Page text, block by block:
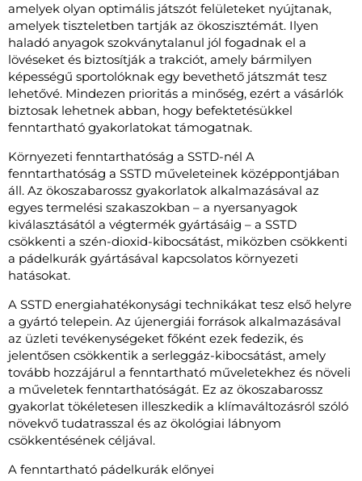
amelyek olyan optimális játszót felületeket nyújtanak,
amelyek tiszteletben tartják az ökoszisztémát. Ilyen
haladó anyagok szokványtalanul jól fogadnak el a
lövéseket és biztosítják a trakciót, amely bármilyen
képességű sportolóknak egy bevethető játszmát tesz
lehetővé. Mindezen prioritás a minőség, ezért a vásárlók
biztosak lehetnek abban, hogy befektetésükkel
fenntartható gyakorlatokat támogatnak.
Környezeti fenntarthatóság a SSTD-nél A
fenntarthatóság a SSTD műveleteinek középpontjában
áll. Az ökoszabarossz gyakorlatok alkalmazásával az
egyes termelési szakaszokban – a nyersanyagok
kiválasztásától a végtermék gyártásáig – a SSTD
csökkenti a szén-dioxid-kibocsátást, miközben csökkenti
a pádelkurák gyártásával kapcsolatos környezeti
hatásokat.
A SSTD energiahatékonysági technikákat tesz első helyre
a gyártó telepein. Az újenergiái források alkalmazásával
az üzleti tevékenységeket főként ezek fedezik, és
jelentősen csökkentik a serleggáz-kibocsátást, amely
tovább hozzájárul a fenntartható műveletekhez és növeli
a műveletek fenntarthatóságát. Ez az ökoszabarossz
gyakorlat tökéletesen illeszkedik a klímaváltozásról szóló
növekvő tudatrasszal és az ökológiai lábnyom
csökkentésének céljával.
A fenntartható pádelkurák előnyei